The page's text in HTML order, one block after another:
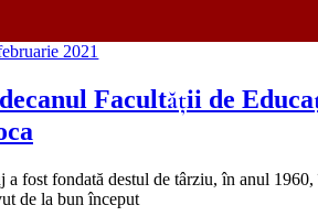
2021
Facultății de
fost fondată destul de târziu, în anul
de la bun început